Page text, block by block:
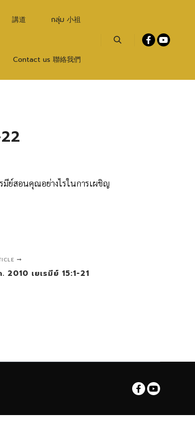
講道 กลุ่ม 小祖
Contact us 聯絡我們
มีย์สอนคุณอย่างไรในการเผชิญ
2010 เยเรมีย์ 15:1-21